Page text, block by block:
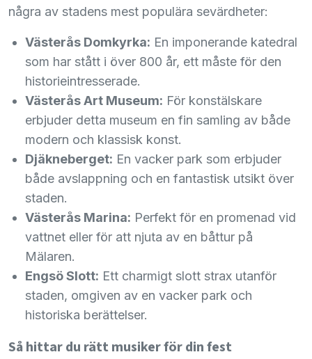
några av stadens mest populära sevärdheter:
Västerås Domkyrka: En imponerande katedral
som har stått i över 800 år, ett måste för den
historieintresserade.
Västerås Art Museum: För konstälskare
erbjuder detta museum en fin samling av både
modern och klassisk konst.
Djäkneberget: En vacker park som erbjuder
både avslappning och en fantastisk utsikt över
staden.
Västerås Marina: Perfekt för en promenad vid
vattnet eller för att njuta av en båttur på
Mälaren.
Engsö Slott: Ett charmigt slott strax utanför
staden, omgiven av en vacker park och
historiska berättelser.
Så hittar du rätt musiker för din fest